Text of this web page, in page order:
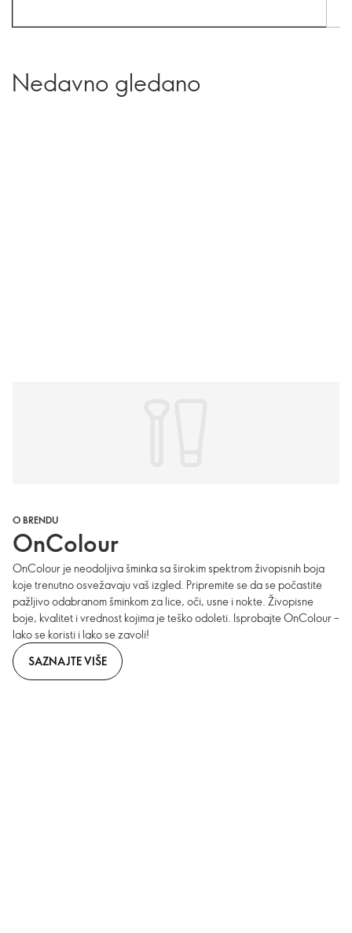
Nedavno gledano
O BRENDU
OnColour
OnColour je neodoljiva šminka sa širokim spektrom živopisnih boja
koje trenutno osvežavaju vaš izgled. Pripremite se da se počastite
pažljivo odabranom šminkom za lice, oči, usne i nokte. Živopisne
boje, kvalitet i vrednost kojima je teško odoleti. Isprobajte OnColour –
lako se koristi i lako se zavoli!
SAZNAJTE VIŠE